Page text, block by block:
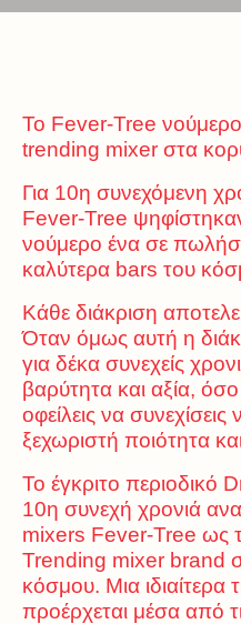
Το Fever-Tree
trending mixer στα
Για 10η συνεχόμενη
Fever-Tree
νούμερο ένα σε
καλύτερα bars του
Κάθε διάκριση
Όταν όμως αυτή η
για δέκα συνεχείς
βαρύτητα και αξία,
οφείλεις να συνεχίσεις
ξεχωριστή ποιότητα
Το έγκριτο περιοδικό
10η συνεχή χρονιά
mixers Fever-Tree ως
Trending mixer brand
κόσμου. Μια ιδιαίτερα
προέρχεται μέσα από